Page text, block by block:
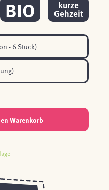
BIO kurze
Gehzeit
- 6 Stück)
Warenkorb